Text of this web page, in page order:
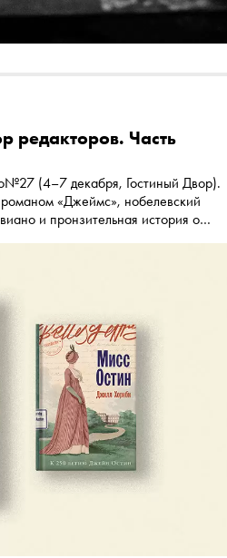
Часть
(4–7 декабря, Гостиный Двор).
«Джеймс», нобелевский
и пронзительная история о